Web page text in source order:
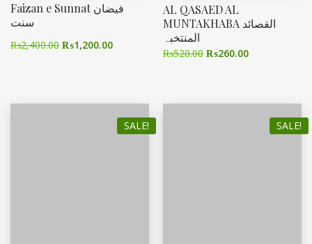
Faizan e Sunnat فیضان
سنت
₨2,400.00 ₨1,200.00
AL QASAED AL
MUNTAKHABA القصائد
المنتخبہ
₨520.00 ₨260.00
SALE! SALE!